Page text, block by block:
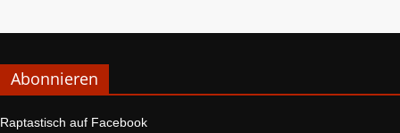
Abonnieren
Raptastisch auf Facebook